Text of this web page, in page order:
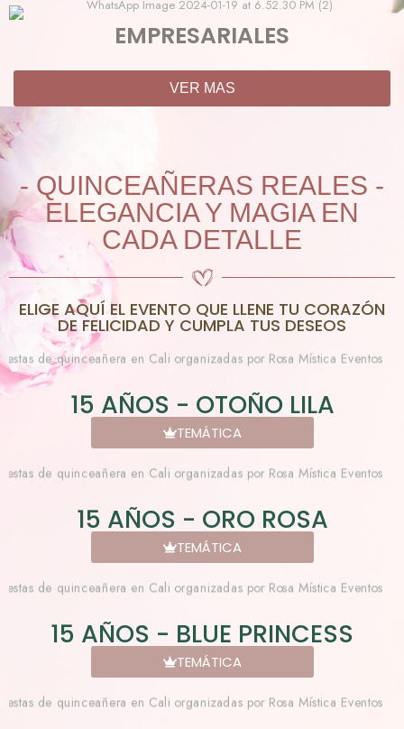
EMPRESARIALES
VER MAS
- QUINCEAÑERAS REALES -
ELEGANCIA Y MAGIA EN
CADA DETALLE
ELIGE AQUÍ EL EVENTO QUE LLENE TU CORAZÓN
DE FELICIDAD Y CUMPLA TUS DESEOS
15 AÑOS - OTOÑO LILA
TEMÁTICA
15 AÑOS - ORO ROSA
TEMÁTICA
15 AÑOS - BLUE PRINCESS
TEMÁTICA